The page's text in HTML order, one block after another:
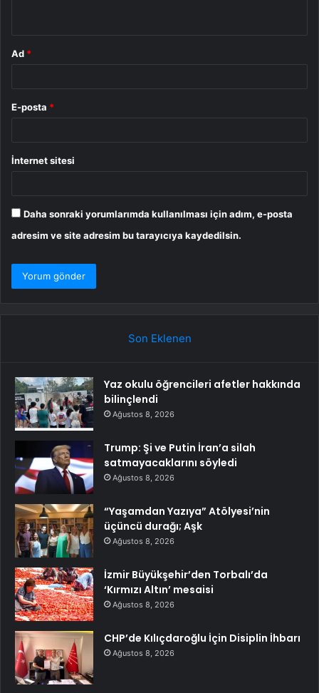
Ad *
E-posta *
İnternet sitesi
Daha sonraki yorumlarımda kullanılması için adım, e-posta
adresim ve site adresim bu tarayıcıya kaydedilsin.
Son Eklenen
Yaz okulu öğrencileri afetler hakkında
bilinçlendi
Ağustos 8, 2026
Trump: Şi ve Putin İran’a silah
satmayacaklarını söyledi
Ağustos 8, 2026
“Yaşamdan Yazıya” Atölyesi’nin
üçüncü durağı; Aşk
Ağustos 8, 2026
İzmir Büyükşehir’den Torbalı’da
‘Kırmızı Altın’ mesaisi
Ağustos 8, 2026
CHP’de Kılıçdaroğlu İçin Disiplin İhbarı
Ağustos 8, 2026